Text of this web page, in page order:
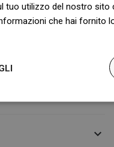


tuo utilizzo del nostro sito
che hai fornito